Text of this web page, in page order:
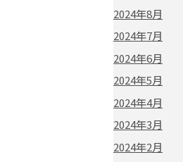
2024年8月
2024年7月
2024年6月
2024年5月
2024年4月
2024年3月
2024年2月